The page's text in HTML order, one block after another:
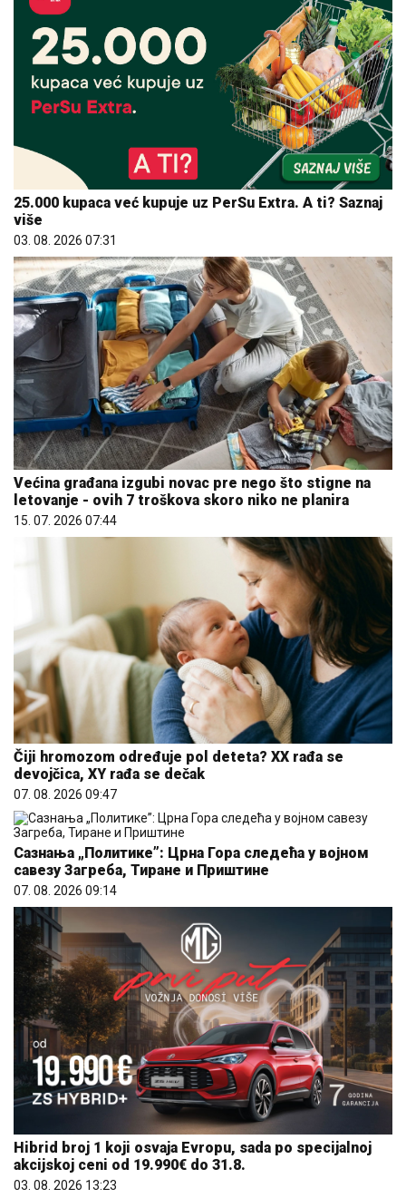
25.000 kupaca već kupuje uz PerSu Extra. A ti? Saznaj
više
03. 08. 2026 07:31
Većina građana izgubi novac pre nego što stigne na
letovanje - ovih 7 troškova skoro niko ne planira
15. 07. 2026 07:44
Čiji hromozom određuje pol deteta? XX rađa se
devojčica, XY rađa se dečak
07. 08. 2026 09:47
Сазнања „Политике”: Црна Гора следећа у војном
савезу Загреба, Тиране и Приштине
07. 08. 2026 09:14
Hibrid broj 1 koji osvaja Evropu, sada po specijalnoj
akcijskoj ceni od 19.990€ do 31.8.
03. 08. 2026 13:23